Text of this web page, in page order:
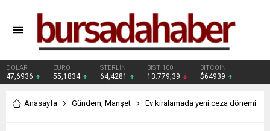
DOLAR
47,6936
EURO
55,1834
STERLİN
64,4281
BIST 100
13.779,39
BITCOIN
$64939
Anasayfa Gündem, Manşet Ev kiralamada yeni ceza dönemi